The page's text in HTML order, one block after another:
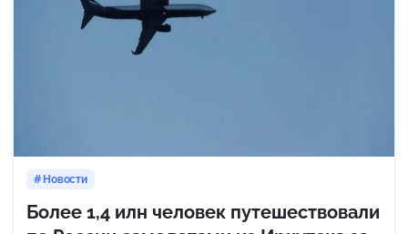
Новости
Более 1,4 илн человек путешествовали